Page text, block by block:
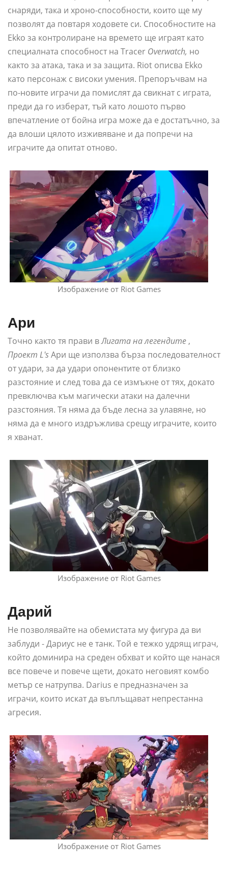
снаряди, така и хроно-способности, които ще му
позволят да повтаря ходовете си. Способностите на
Ekko за контролиране на времето ще играят като
специалната способност на Tracer Overwatch, но
както за атака, така и за защита. Riot описва Ekko
като персонаж с високи умения. Препоръчвам на
по-новите играчи да помислят да свикнат с играта,
преди да го изберат, тъй като лошото първо
впечатление от бойна игра може да е достатъчно, за
да влоши цялото изживяване и да попречи на
играчите да опитат отново.
Изображение от Riot Games
Ари
Точно както тя прави вЛигата на легендите ,
Проект L'sАри ще използва бърза последователност
от удари, за да удари опонентите от близко
разстояние и след това да се измъкне от тях, докато
превключва към магически атаки на далечни
разстояния. Тя няма да бъде лесна за улавяне, но
няма да е много издръжлива срещу играчите, които
я хванат.
Изображение от Riot Games
Дарий
Не позволявайте на обемистата му фигура да ви
заблуди - Дариус не е танк. Той е тежко удрящ играч,
който доминира на среден обхват и който ще нанася
все повече и повече щети, докато неговият комбо
метър се натрупва. Darius е предназначен за
играчи, които искат да въплъщават непрестанна
агресия.
Изображение от Riot Games